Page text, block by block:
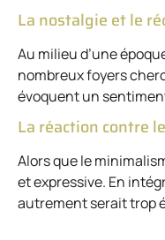
La nostalgie et le
Au milieu d’une
nombreux foyers
évoquent un
La réaction contre
Alors que le
et expressive. En
autrement serait trop